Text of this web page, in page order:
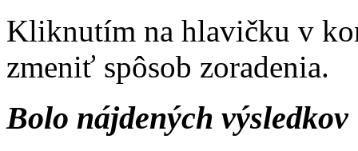
Kliknutím na hlavičku v
zmeniť spôsob zoradenia.
Bolo nájdených výsledkov